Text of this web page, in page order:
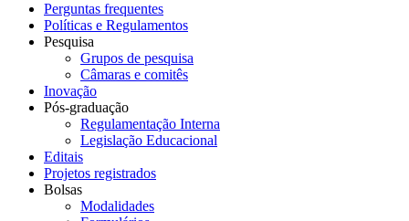
Perguntas frequentes
Políticas e Regulamentos
Pesquisa
Grupos de pesquisa
Câmaras e comitês
Inovação
Pós-graduação
Regulamentação Interna
Legislação Educacional
Editais
Projetos registrados
Bolsas
Modalidades